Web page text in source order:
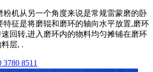
粉机从另一个角度来说是常规雷蒙磨的卧
特征是将磨辊和磨环的轴向水平放置,磨环
回转,进入磨环内的物料均匀摊铺在磨环
料层, .
8511